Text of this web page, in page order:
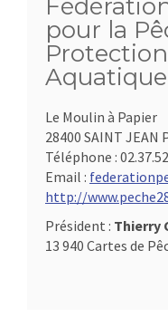
pour la
Aquatique
Le Moulin à Papier
28400 SAINT JEAN
Téléphone :
Email :
http://
Président : Thierry
13 940 Cartes de